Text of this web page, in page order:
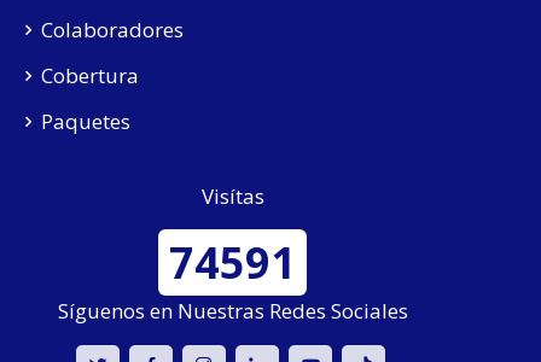
Colaboradores
Cobertura
Paquetes
Visítas
74591
Síguenos en Nuestras Redes Sociales